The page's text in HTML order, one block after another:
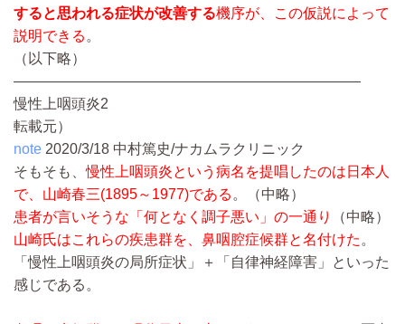
すると思われる症状が改善する機序が、この仮説によって
説明できる 。
（以下略）
————————————————————————
慢性上咽頭炎2
転載元）
note 2020/3/18 中村篤史/ナカムラクリニック
そもそも、慢性上咽頭炎という病名を提唱したのは日本人
で、山崎春三(1895～1977)である 。
（中略）
患者が言いそうな「何となく調子悪い」の一通り
（中略）
山崎氏はこれらの疾患群を、鼻咽腔症候群と名付けた 。
「慢性上咽頭炎の局所症状」＋「自律神経障害」といった
感じである。